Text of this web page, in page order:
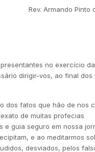
Rev. Armando Pinto
no exercício da
dirigir-vos, ao final dos
dos fatos que hão de nos
de muitas profecias
e guia seguro em nossa
e ao meditarmos
desviados, pelos